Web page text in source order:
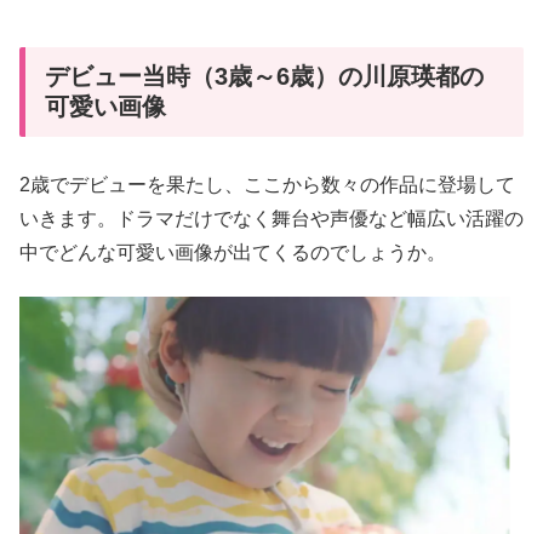
デビュー当時（3歳～6歳）の川原瑛都の
可愛い画像
2歳でデビューを果たし、ここから数々の作品に登場して
いきます。ドラマだけでなく舞台や声優など幅広い活躍の
中でどんな可愛い画像が出てくるのでしょうか。